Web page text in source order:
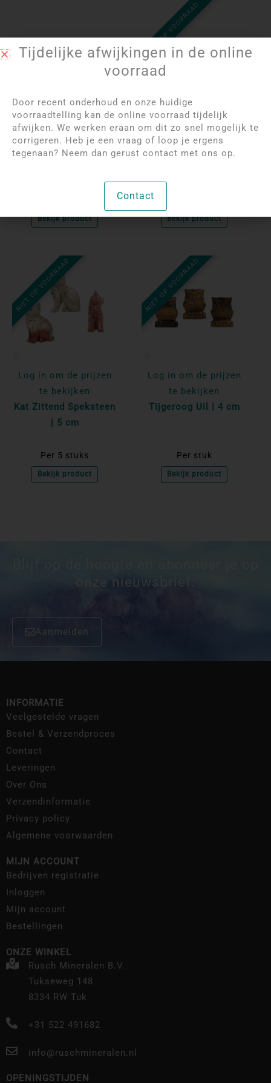
Log in om de prijzen
te bekijken
Groene Aventurijn
Bekijk product
NIET OP VOORRAAD
Log in om de prijzen
te bekijken
India Agaat Olifant | 5
Bekijk product
NIET OP VOORRAAD
Log in om de prijzen
te bekijken
Kat Zittend Speksteen
| 5 cm
Per 5 stuks
Bekijk product
NIET OP VOORRAAD
Log in om de prijzen
te bekijken
Tijgeroog Uil | 4 cm
Per stuk
Bekijk product
onze nieuwsbrief:
Aanmelden
INFORMATIE
Veelgestelde vragen
Bestel & Verzendproces
Contact
Leveringen
Over Ons
Verzendinformatie
Privacy policy
Algemene voorwaarden
MIJN ACCOUNT
Bedrijven registratie
Inloggen
Mijn account
Bestellingen
ONZE WINKEL
Rusch Mineralen B.V.
Tukseweg 148
8334 RW Tuk
+31 522 491682
info@ruschmineralen.nl
OPENINGSTIJDEN
Tijdelijke afwijkingen in de online
voorraad
Door recent onderhoud en onze huidige
voorraadtelling kan de online voorraad tijdelijk
afwijken. We werken eraan om dit zo snel mogelijk te
corrigeren. Heb je een vraag of loop je ergens
tegenaan? Neem dan gerust contact met ons op.
Contact